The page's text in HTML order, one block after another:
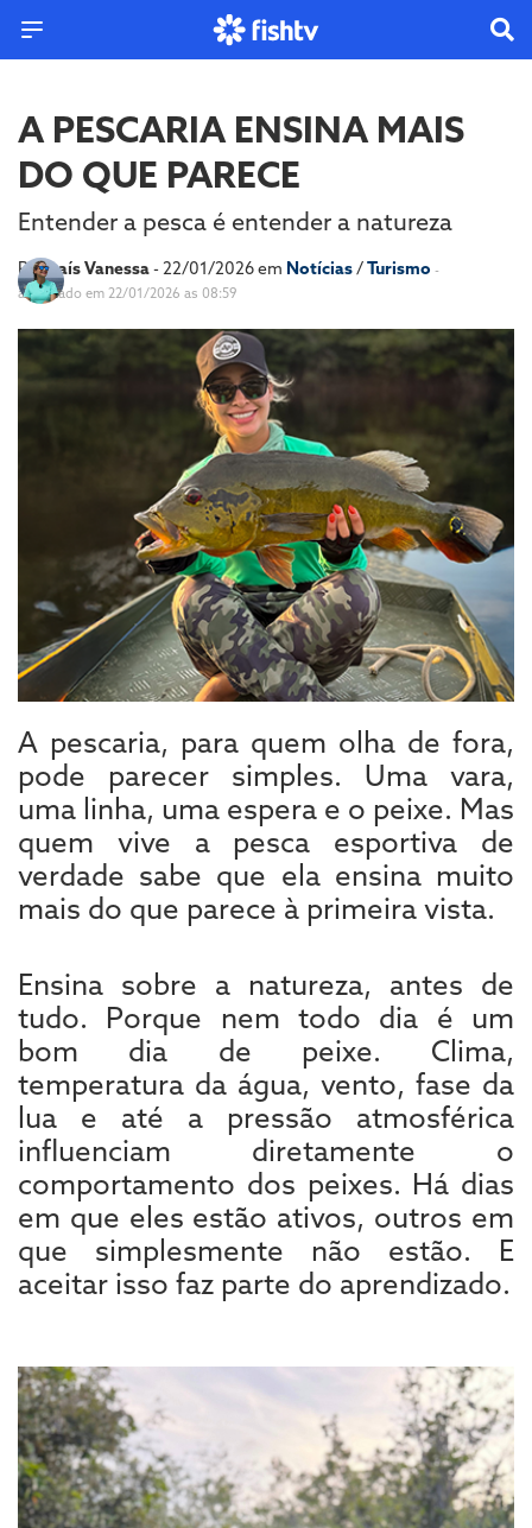
A PESCARIA ENSINA MAIS
DO QUE PARECE
Entender a pesca é entender a natureza
PorLaís Vanessa- 22/01/2026 em Notícias/Turismo -
atualizado em 22/01/2026 as 08:59
A pescaria, para quem olha de fora,
pode parecer simples. Uma vara,
uma linha, uma espera e o peixe. Mas
quem vive a pesca esportiva de
verdade sabe que ela ensina muito
mais do que parece à primeira vista.
Ensina sobre a natureza, antes de
tudo. Porque nem todo dia é um
bom dia de peixe. Clima,
temperatura da água, vento, fase da
lua e até a pressão atmosférica
influenciam diretamente o
comportamento dos peixes. Há dias
em que eles estão ativos, outros em
que simplesmente não estão. E
aceitar isso faz parte do aprendizado.